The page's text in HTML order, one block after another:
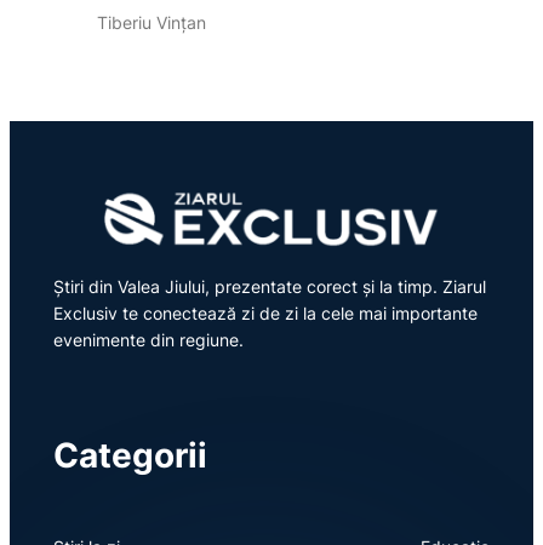
Tiberiu Vințan
Știri din Valea Jiului, prezentate corect și la timp. Ziarul
Exclusiv te conectează zi de zi la cele mai importante
evenimente din regiune.
Categorii